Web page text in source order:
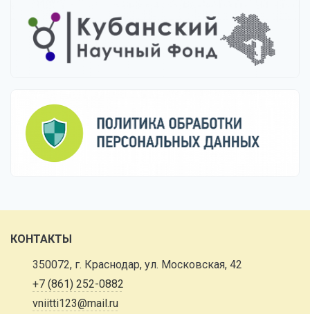
КОНТАКТЫ
350072, г. Краснодар, ул. Московская, 42
+7 (861) 252-0882
vniitti123@mail.ru